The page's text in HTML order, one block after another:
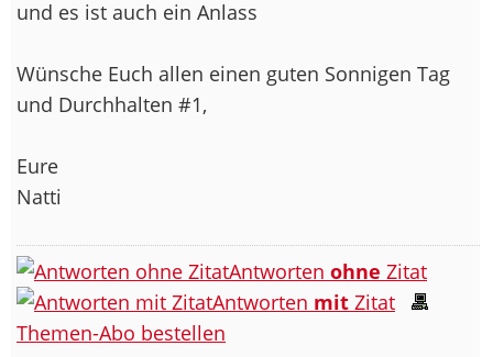
und es ist auch ein Anlass
Wünsche Euch allen einen guten Sonnigen Tag
und Durchhalten #1,
Eure
Natti
Antworten ohne Zitat
Antworten mit Zitat
Themen-Abo bestellen